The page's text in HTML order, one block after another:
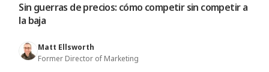
Sin guerras de precios: cómo competir sin competir a
la baja
Matt Ellsworth
Former Director of Marketing